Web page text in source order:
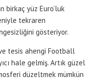
birkaç yüz Euro’luk
tekraren
gösteriyor.
tesis ahengi Football
hale gelmiş. Artık güzel
düzeltmek mümkün